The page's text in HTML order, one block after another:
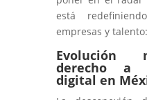
está
empresas y
Evolución
derecho a
digital en